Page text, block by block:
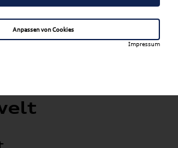
Anpassen von Cookies
Impressum